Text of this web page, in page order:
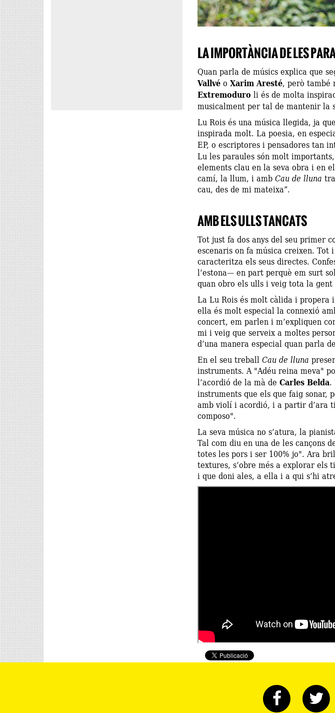
LA IMPORTÀNCIA DE LES
Quan parla de músics explica que
Vallvéo Xarim Aresté, però també
Extremoduro li és de molta
musicalment per tal de mantenir la
Lu Rois és una música llegida, ja
inspirada molt. La poesia, en
EP, o escriptores i pensadores tan
Lu les paraules són molt
elements clau en la seva obra i en
camí, la llum, i ambCau de lluna
cau, des de mi mateixa”.
AMB ELS ULLS TANCATS
Tot just fa dos anys del seu primer
escenaris on fa música creixen.
caracteritza els seus directes.
l’estona— en part perquè em surt
quan obro els ulls i veig tota la gent
La Lu Rois és molt càlida i propera
ella és molt especial la connexió
concert, em parlen i m’expliquen
mi i veig que serveix a moltes
d’una manera especial quan parla
En el seu treballCau de lluna
instruments. A "Adéu reina meva"
l’acordió de la mà de Carles Belda.
instruments que els que faig sonar,
amb violí i acordió, i a partir d’ara
composo".
La seva música no s’atura, la
Tal com diu en una de les cançons
totes les pors i ser 100% jo". Ara
textures, s’obre més a explorar
i que doni ales, a ella i a qui s’hi